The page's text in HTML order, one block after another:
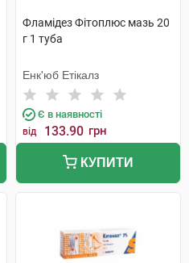
Фламідез Фітоплюс мазь 20
г 1 туба
Енк'юб Етікалз
Є в наявності
від 133.90 грн
КУПИТИ